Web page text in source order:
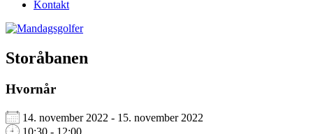
Kontakt
Storåbanen
Hvornår
14. november 2022 - 15. november 2022
10:30 - 12:00